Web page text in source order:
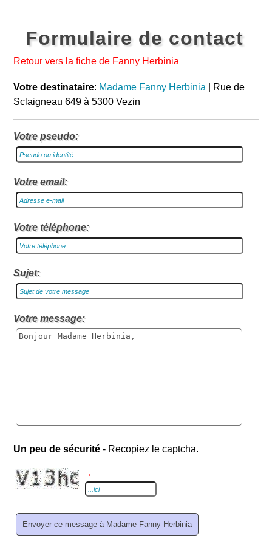
Formulaire de contact
Retour vers la fiche de Fanny Herbinia
Votre destinataire: Madame Fanny Herbinia | Rue de
Sclaigneau 649 à 5300 Vezin
Votre pseudo:
Votre email:
Votre téléphone:
Sujet:
Votre message:
Un peu de sécurité - Recopiez le captcha.
→